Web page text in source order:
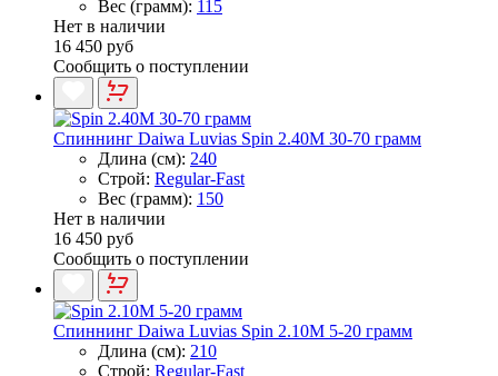
Вес (грамм): 115
Нет в наличии
16 450 руб
Сообщить о поступлении
Спиннинг Daiwa Luvias Spin 2.40M 30-70 грамм
Длина (см): 240
Строй: Regular-Fast
Вес (грамм): 150
Нет в наличии
16 450 руб
Сообщить о поступлении
Спиннинг Daiwa Luvias Spin 2.10M 5-20 грамм
Длина (см): 210
Строй: Regular-Fast